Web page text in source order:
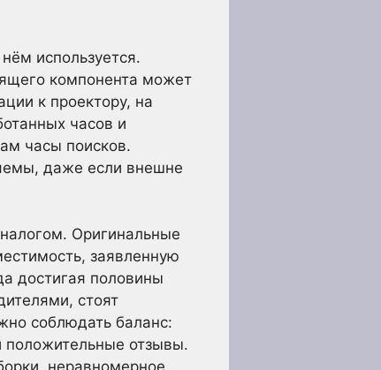
используется.
компонента может
к проектору, на
часов и
часы поисков.
даже если внешне
Оригинальные
заявленную
достигая половины
стоят
соблюдать баланс:
положительные отзывы.
неравномерное